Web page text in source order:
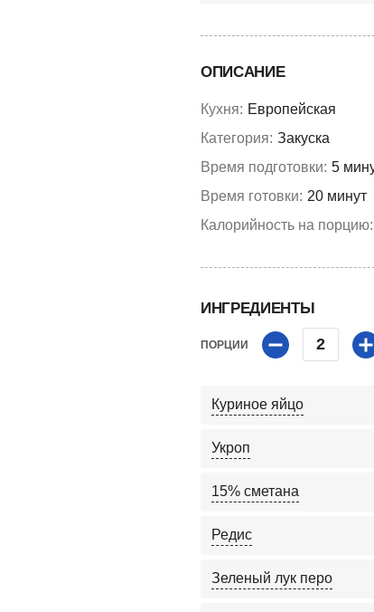
ОПИСАНИЕ
Кухня: Европейская
Категория: Закуска
Время подготовки: 5
Время готовки: 20 минут
Калорийность на порцию:
ИНГРЕДИЕНТЫ
ПОРЦИИ 2
Куриное яйцо
Укроп
15% сметана
Редис
Зеленый лук перо